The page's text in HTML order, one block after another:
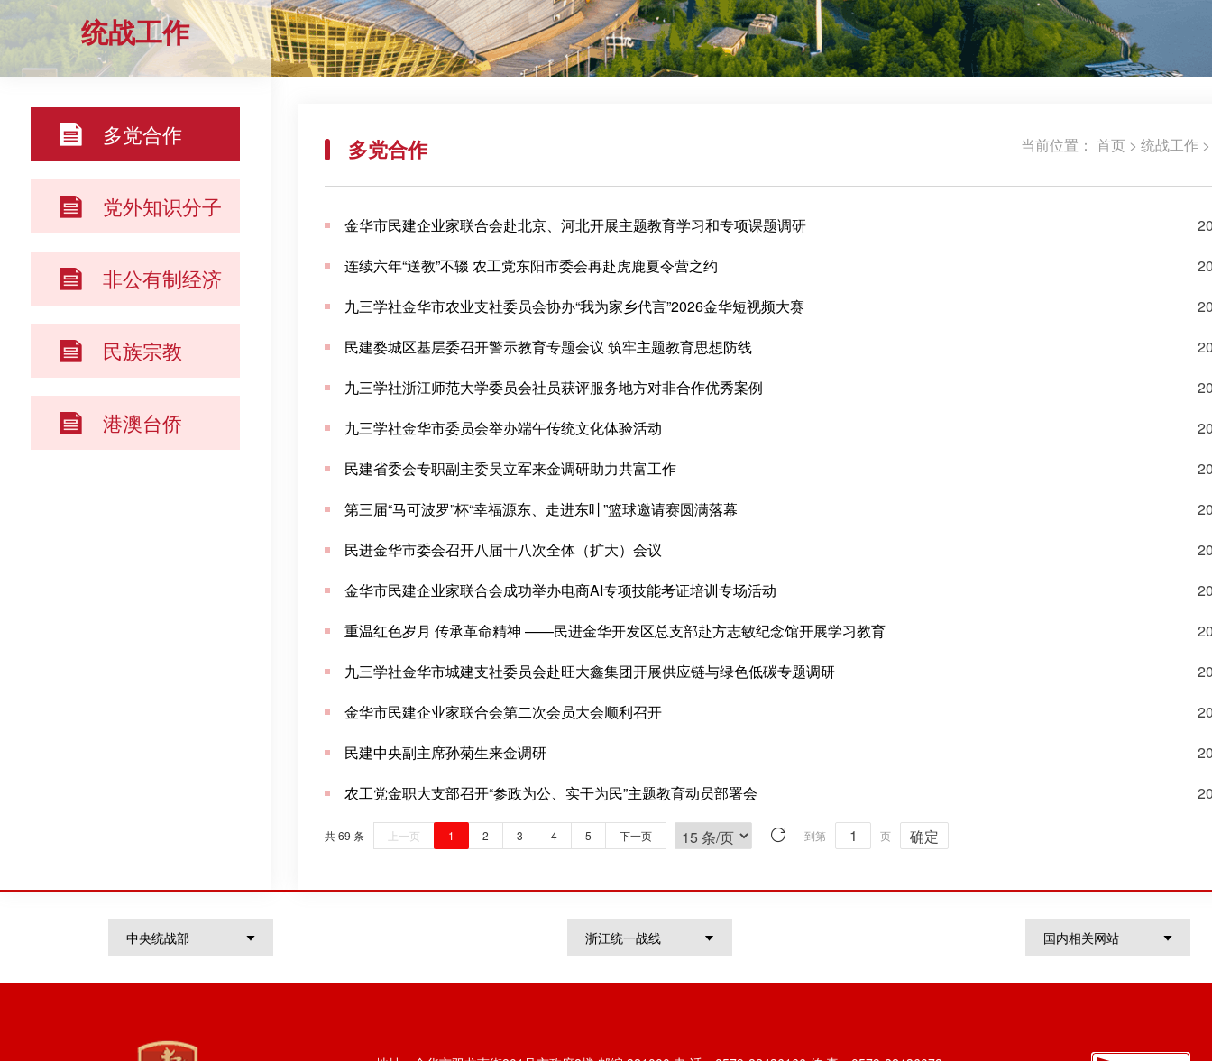
统战工作
多党合作
党外知识分子
非公有制经济
民族宗教
港澳台侨
多党合作 当前位置： 首页 > 统战工作
金华市民建企业家联合会赴北京、河北开展主题教育学习和专项课题调研
连续六年“送教”不辍 农工党东阳市委会再赴虎鹿夏令营之约
九三学社金华市农业支社委员会协办“我为家乡代言”2026金华短视频大赛
民建婺城区基层委召开警示教育专题会议 筑牢主题教育思想防线
九三学社浙江师范大学委员会社员获评服务地方对非合作优秀案例
九三学社金华市委员会举办端午传统文化体验活动
民建省委会专职副主委吴立军来金调研助力共富工作
第三届“马可波罗”杯“幸福源东、走进东叶”篮球邀请赛圆满落幕
民进金华市委会召开八届十八次全体（扩大）会议
金华市民建企业家联合会成功举办电商AI专项技能考证培训专场活动
重温红色岁月 传承革命精神 ——民进金华开发区总支部赴方志敏纪念馆开展学习教育
九三学社金华市城建支社委员会赴旺大鑫集团开展供应链与绿色低碳专题调研
金华市民建企业家联合会第二次会员大会顺利召开
民建中央副主席孙菊生来金调研
农工党金职大支部召开“参政为公、实干为民”主题教育动员部署会
共 69 条 上一页 1 2 3 4 5 下一页 到第 页 确定
中央统战部 浙江统一战线 国内相关网站